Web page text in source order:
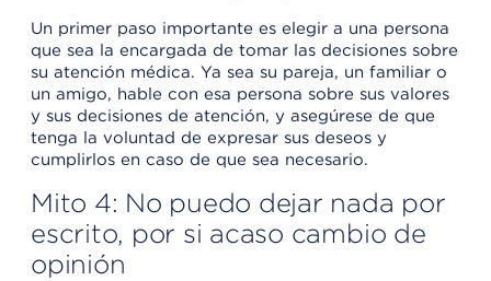
Un primer paso importante es elegir a una persona
que sea la encargada de tomar las decisiones sobre
su atención médica. Ya sea su pareja, un familiar o
un amigo, hable con esa persona sobre sus valores
y sus decisiones de atención, y asegúrese de que
tenga la voluntad de expresar sus deseos y
cumplirlos en caso de que sea necesario.
Mito 4: No puedo dejar nada por
escrito, por si acaso cambio de
opinión